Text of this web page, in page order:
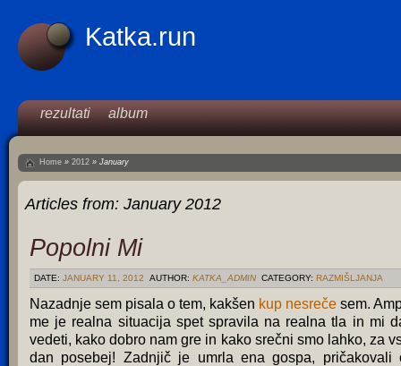
Katka.run
rezultati album
Home » 2012 » January
Articles from: January 2012
Popolni Mi
DATE: JANUARY 11, 2012 AUTHOR: KATKA_ADMIN CATEGORY: RAZMIŠLJANJA
Nazadnje sem pisala o tem, kakšen kup nesreče sem.
me je realna situacija spet spravila na realna tla in mi
vedeti, kako dobro nam gre in kako srečni smo lahko, za
dan posebej! Zadnjič je umrla ena gospa, pričakovali